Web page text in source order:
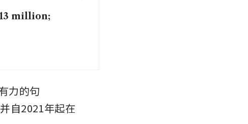
million;
力的句
自2021年起在